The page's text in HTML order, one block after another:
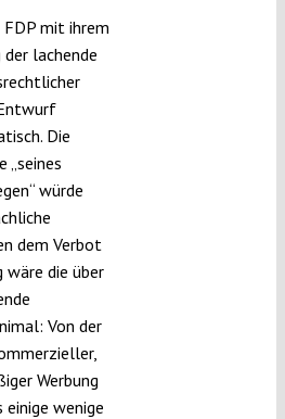
mit ihrem
lachende
Die
„seines
würde
dem Verbot
die über
Von der
Werbung
wenige